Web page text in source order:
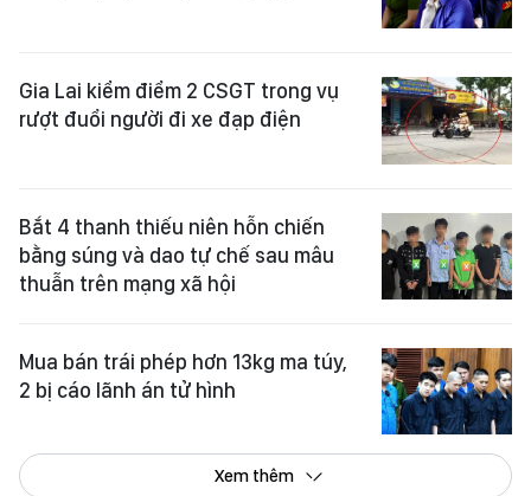
Gia Lai kiểm điểm 2 CSGT trong vụ
rượt đuổi người đi xe đạp điện
Bắt 4 thanh thiếu niên hỗn chiến
bằng súng và dao tự chế sau mâu
thuẫn trên mạng xã hội
Mua bán trái phép hơn 13kg ma túy,
2 bị cáo lãnh án tử hình
Xem thêm